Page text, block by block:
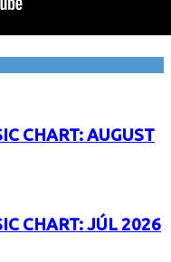
CHART: AUGUST
CHART: JÚL 2026